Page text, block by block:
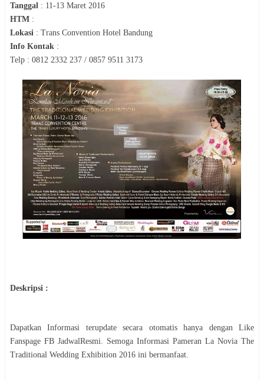
Tanggal : 11-13 Maret 2016
HTM :
Lokasi : Trans Convention Hotel Bandung
Info Kontak :
Telp : 0812 2332 237 / 0857 9511 3173
Deskripsi :
Dapatkan Informasi terupdate secara otomatis hanya dengan Like
Fanspage FB JadwalResmi. Semoga Informasi Pameran La Novia The
Traditional Wedding Exhibition 2016 ini bermanfaat.